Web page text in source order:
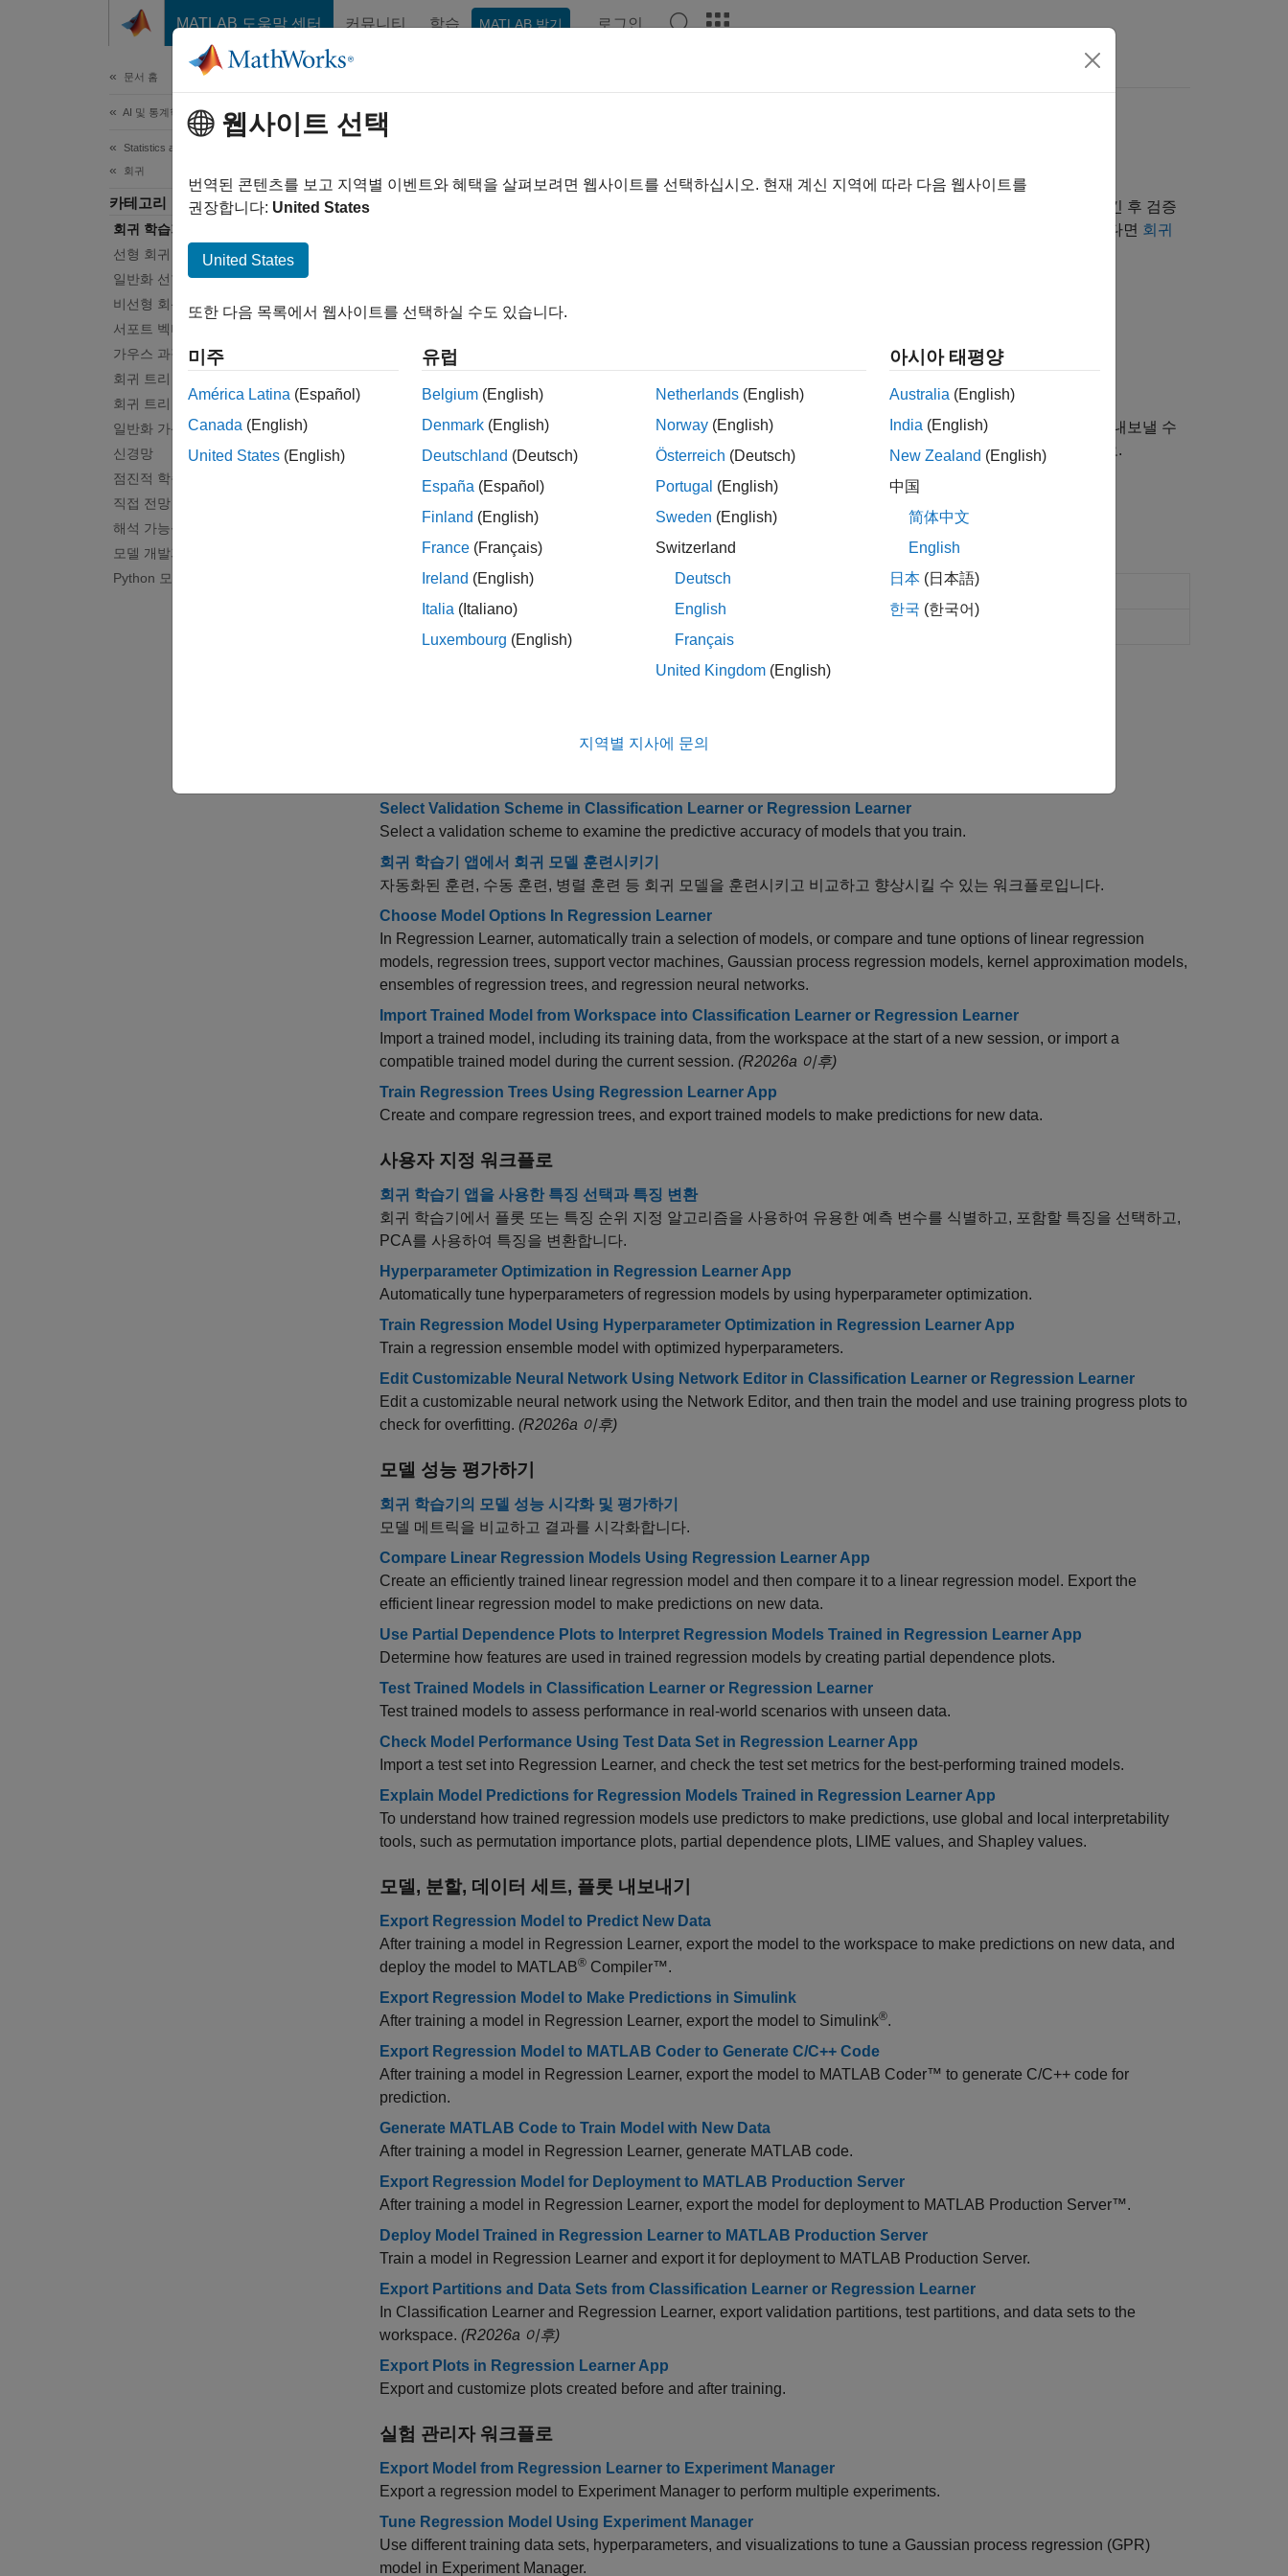
MATLAB 도움말 센터 커뮤니티 학습 MATLAB 받기 로그인
문서 홈
AI 및 통계학
Statistics and Machine Learning Toolbox
회귀
카테고리
회귀 학습기 앱
선형 회귀
일반화 선형 모델
비선형 회귀
서포트 벡터 머신(SVM) 회귀
가우스 과정 회귀
회귀 트리
회귀 트리 앙상블
일반화 가산 모델
신경망
점진적 학습
직접 전망
해석 가능성
모델 개발과 평가
Python 모델 연동실행
회귀 학습기 앱
회귀 모델을 대화형 방식으로 훈련, 검증, 조정
다양한 알고리즘 중에서 회귀 모델을 훈련시키고 검증할 알고리즘을 선택할 수 있습니다. 여러 모델을 훈련시킨 후 검증
오차를 나란히 비교한 다음 최적의 모델을 선택합니다. 어떤 알고리즘을 사용할지 결정하는 데 도움이 필요하다면 회귀
회귀 학습기에서 학습시킨 모델 중 하나를 사용하여 실험을 실행하려는 경우 해당 모델을 실험 관리자 앱으로 내보낼 수
있습니다. 자세한 내용은Export Model from Regression Learner to Experiment Manager항목을 참조하십시오.
분류 모델을 훈련시키고 검증하는 방법을 알아보려면분류 학습기 항목을 참조하십시오.
머신러닝 지도 학습을 사용하여 데이터를 예측하도록 회귀 모델 훈련시키기
Start a Classification Learner or Regression Learner Session
Select Validation Scheme in Classification Learner or Regression Learner
Select a validation scheme to examine the predictive accuracy of models that you train.
회귀 학습기 앱에서 회귀 모델 훈련시키기
자동화된 훈련, 수동 훈련, 병렬 훈련 등 회귀 모델을 훈련시키고 비교하고 향상시킬 수 있는 워크플로입니다.
Choose Model Options In Regression Learner
In Regression Learner, automatically train a selection of models, or compare and tune options of linear regression
models, regression trees, support vector machines, Gaussian process regression models, kernel approximation models,
ensembles of regression trees, and regression neural networks.
Import Trained Model from Workspace into Classification Learner or Regression Learner
Import a trained model, including its training data, from the workspace at the start of a new session, or import a
compatible trained model during the current session. (R2026a 이후)
Train Regression Trees Using Regression Learner App
Create and compare regression trees, and export trained models to make predictions for new data.
사용자 지정 워크플로
회귀 학습기 앱을 사용한 특징 선택과 특징 변환
회귀 학습기에서 플롯 또는 특징 순위 지정 알고리즘을 사용하여 유용한 예측 변수를 식별하고, 포함할 특징을 선택하고,
PCA를 사용하여 특징을 변환합니다.
Hyperparameter Optimization in Regression Learner App
Automatically tune hyperparameters of regression models by using hyperparameter optimization.
Train Regression Model Using Hyperparameter Optimization in Regression Learner App
Train a regression ensemble model with optimized hyperparameters.
Edit Customizable Neural Network Using Network Editor in Classification Learner or Regression Learner
Edit a customizable neural network using the Network Editor, and then train the model and use training progress plots to
check for overfitting. (R2026a 이후)
모델 성능 평가하기
회귀 학습기의 모델 성능 시각화 및 평가하기
모델 메트릭을 비교하고 결과를 시각화합니다.
Compare Linear Regression Models Using Regression Learner App
Create an efficiently trained linear regression model and then compare it to a linear regression model. Export the
efficient linear regression model to make predictions on new data.
Use Partial Dependence Plots to Interpret Regression Models Trained in Regression Learner App
Determine how features are used in trained regression models by creating partial dependence plots.
Test Trained Models in Classification Learner or Regression Learner
Test trained models to assess performance in real-world scenarios with unseen data.
Check Model Performance Using Test Data Set in Regression Learner App
Import a test set into Regression Learner, and check the test set metrics for the best-performing trained models.
Explain Model Predictions for Regression Models Trained in Regression Learner App
To understand how trained regression models use predictors to make predictions, use global and local interpretability
tools, such as permutation importance plots, partial dependence plots, LIME values, and Shapley values.
모델, 분할, 데이터 세트, 플롯 내보내기
Export Regression Model to Predict New Data
After training a model in Regression Learner, export the model to the workspace to make predictions on new data, and
deploy the model to MATLAB® Compiler™.
Export Regression Model to Make Predictions in Simulink
After training a model in Regression Learner, export the model to Simulink®.
Export Regression Model to MATLAB Coder to Generate C/C++ Code
After training a model in Regression Learner, export the model to MATLAB Coder™ to generate C/C++ code for
prediction.
Generate MATLAB Code to Train Model with New Data
After training a model in Regression Learner, generate MATLAB code.
Export Regression Model for Deployment to MATLAB Production Server
After training a model in Regression Learner, export the model for deployment to MATLAB Production Server™.
Deploy Model Trained in Regression Learner to MATLAB Production Server
Train a model in Regression Learner and export it for deployment to MATLAB Production Server.
Export Partitions and Data Sets from Classification Learner or Regression Learner
In Classification Learner and Regression Learner, export validation partitions, test partitions, and data sets to the
workspace. (R2026a 이후)
Export Plots in Regression Learner App
Export and customize plots created before and after training.
실험 관리자 워크플로
Export Model from Regression Learner to Experiment Manager
Export a regression model to Experiment Manager to perform multiple experiments.
Tune Regression Model Using Experiment Manager
Use different training data sets, hyperparameters, and visualizations to tune a Gaussian process regression (GPR)
model in Experiment Manager.
웹사이트 선택
번역된 콘텐츠를 보고 지역별 이벤트와 혜택을 살펴보려면 웹사이트를 선택하십시오. 현재 계신 지역에 따라 다음 웹사이트를
권장합니다: United States
United States
또한 다음 목록에서 웹사이트를 선택하실 수도 있습니다.
미주
América Latina (Español)
Canada (English)
United States (English)
유럽
Belgium (English)
Denmark (English)
Deutschland (Deutsch)
España (Español)
Finland (English)
France (Français)
Ireland (English)
Italia (Italiano)
Luxembourg (English)
Netherlands (English)
Norway (English)
Österreich (Deutsch)
Portugal (English)
Sweden (English)
Switzerland
Deutsch
English
Français
United Kingdom (English)
아시아 태평양
Australia (English)
India (English)
New Zealand (English)
中国
简体中文
English
日本 (日本語)
한국 (한국어)
지역별 지사에 문의